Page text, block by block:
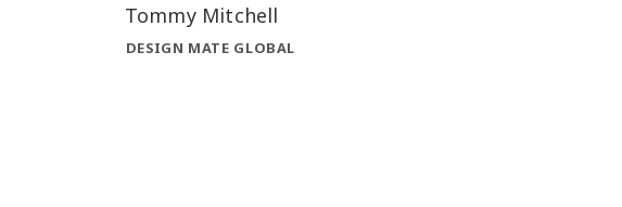
Tommy Mitchell
DESIGN MATE GLOBAL